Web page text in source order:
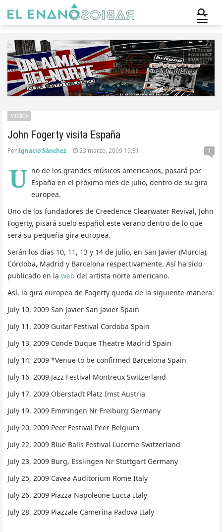
John Fogerty visita España
MÚSICA
PorIgnacio Sánchez 23 marzo, 2009 19:31 1
U no de los grandes músicos americanos, pasará por
España en el próximo mes de julio, dentro de su gira
europea.
Uno de los fundadores de Creedence Clearwater Revival, John
Fogerty, pisará suelo español este verano dentro de lo que
será su pequeña gira europea.
Serán los días 10, 11, 13 y 14 de julio, en San Javier (Murcia),
Córdoba, Madrid y Barcelona respectivamente. Así ha sido
publicado en la web del artista norte americano.
Así, la gira europea de Fogerty queda de la siguiente manera:
July 10, 2009 San Javier San Javier Spain
July 11, 2009 Guitar Festival Cordoba Spain
July 13, 2009 Conde Duque Theatre Madrid Spain
July 14, 2009 *Venue to be confirmed Barcelona Spain
July 16, 2009 Jazz Festival Montreux Switzerland
July 17, 2009 Oberstadt Platz Imst Austria
July 19, 2009 Emmingen Nr Freiburg Germany
July 20, 2009 Peer Festival Peer Belgium
July 22, 2009 Blue Balls Festival Lucerne Switzerland
July 23, 2009 Burg, Esslingen Nr Stuttgart Germany
July 25, 2009 Cavea Auditorium Rome Italy
July 26, 2009 Piazza Napoleone Lucca Italy
July 28, 2009 Piazzale Camerina Padova Italy